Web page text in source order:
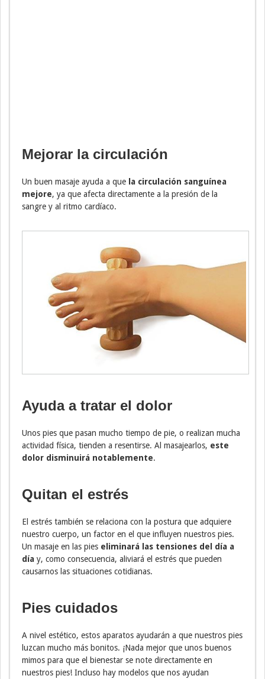
Mejorar la circulación
Un buen masaje ayuda a que la circulación sanguínea
mejore, ya que afecta directamente a la presión de la
sangre y al ritmo cardíaco.
Ayuda a tratar el dolor
Unos pies que pasan mucho tiempo de pie, o realizan mucha
actividad física, tienden a resentirse. Al masajearlos, este
dolor disminuirá notablemente.
Quitan el estrés
El estrés también se relaciona con la postura que adquiere
nuestro cuerpo, un factor en el que influyen nuestros pies.
Un masaje en las pies eliminará las tensiones del día a
día y, como consecuencia, aliviará el estrés que pueden
causarnos las situaciones cotidianas.
Pies cuidados
A nivel estético, estos aparatos ayudarán a que nuestros pies
luzcan mucho más bonitos. ¡Nada mejor que unos buenos
mimos para que el bienestar se note directamente en
nuestros pies! Incluso hay modelos que nos ayudan